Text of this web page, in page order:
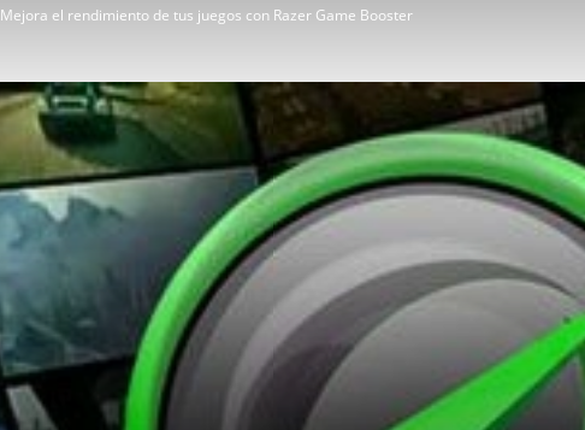
de
Uptodown
Mejora el rendimiento de tus juegos con Razer Game Booster